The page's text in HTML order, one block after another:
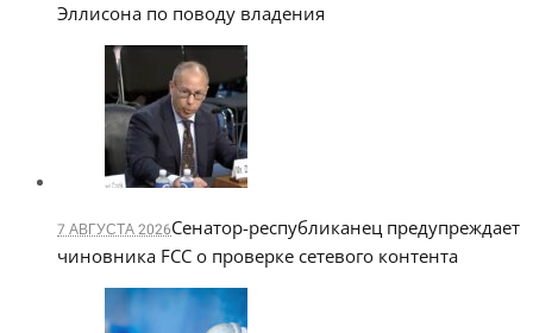
Эллисона по поводу владения
7 АВГУСТА 2026Сенатор-республиканец предупреждает
чиновника FCC о проверке сетевого контента